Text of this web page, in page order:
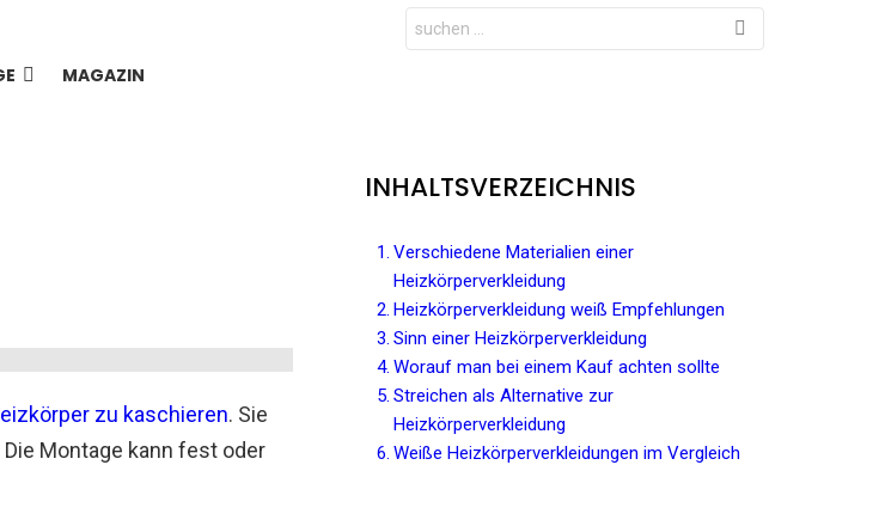
Search
for:
MAGAZIN
zu kaschieren. Sie
Montage kann fest oder
INHALTSVERZEICHNIS
Verschiedene Materialien einer
Heizkörperverkleidung
Heizkörperverkleidung weiß Empfehlungen
Sinn einer Heizkörperverkleidung
Worauf man bei einem Kauf achten sollte
Streichen als Alternative zur
Heizkörperverkleidung
Weiße Heizkörperverkleidungen im Vergleich